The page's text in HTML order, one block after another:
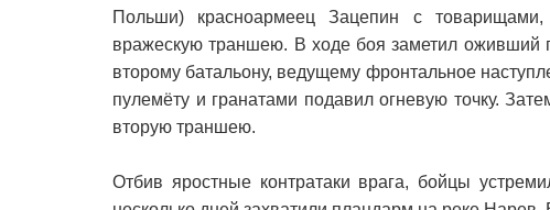
Польши) красноармеец Зацепин с
вражескую траншею. В ходе боя заметил оживший
второму батальону, ведущему фронтальное
пулемёту и гранатами подавил огневую точку.
вторую траншею.
Отбив яростные контратаки врага, бойцы